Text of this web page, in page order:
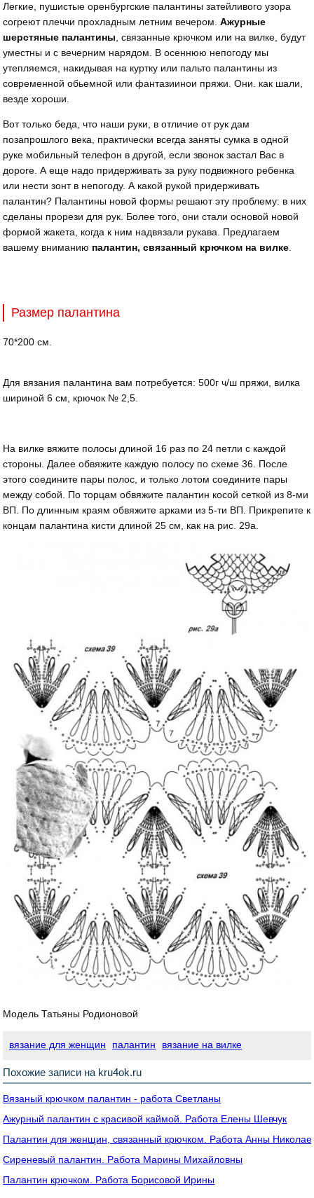
Легкие, пушистые оренбургские палантины затейливого узора
согреют плеччи прохладным летним вечером.Ажурные
шерстяные палантины, связанные крючком или на вилке, будут
уместны и с вечерним нарядом. В осеннюю непогоду мы
утепляемся, накидывая на куртку или пальто палантины из
современной обьемной или фантазиинои пряжи. Они. как шали,
везде хороши.
Вот только беда, что наши руки, в отличие от рук дам
позапрошлого века, практически всегда заняты сумка в одной
руке мобильный телефон в другой, если звонок застал Вас в
дороге. А еще надо придерживать за руку подвижного ребенка
или нести зонт в непогоду. А какой рукой придерживать
палантин? Палантины новой формы решают эту проблему: в них
сделаны прорези для рук. Более того, они стали основой новой
формой жакета, когда к ним надвязали рукава. Предлагаем
вашему вниманию палантин, связанный крючком на вилке.
Размер палантина
70*200 см.
Для вязания палантина вам потребуется: 500г ч/ш пряжи, вилка
шириной 6 см, крючок № 2,5.
На вилке вяжите полосы длиной 16 раз по 24 петли с каждой
стороны. Далее обвяжите каждую полосу по схеме 36. После
этого соедините пары полос, и только лотом соедините пары
между собой. По торцам обвяжите палантин косой сеткой из 8-ми
ВП. По длинным краям обвяжите арками из 5-ти ВП. Прикрепите к
концам палантина кисти длиной 25 см, как на рис. 29а.
Модель Татьяны Родионовой
вязание для женщин палантин вязание на вилке
Похожие записи на kru4ok.ru
Вязаный крючком палантин - работа Светланы
Ажурный палантин с красивой каймой. Работа Елены Шевчук
Палантин для женщин, связанный крючком. Работа Анны
Сиреневый палантин. Работа Марины Михайловны
Палантин крючком. Работа Борисовой Ирины